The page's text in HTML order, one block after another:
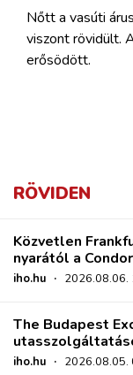
Nőtt a vasúti
viszont rövidült.
erősödött.
RÖVIDEN
Közvetlen
nyarától a Condor
iho.hu · 2026.08.06.
The Budapest
iho.hu · 2026.08.05.